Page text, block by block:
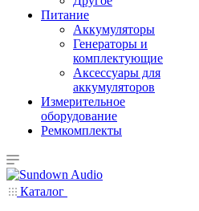
Питание
Аккумуляторы
Генераторы и
комплектующие
Аксессуары для
аккумуляторов
Измерительное
оборудование
Ремкомплекты
Каталог